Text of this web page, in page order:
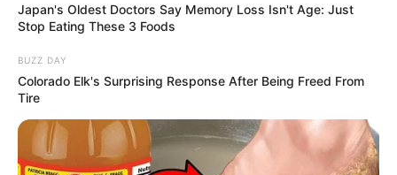
500 ml de condicionador de cabelos
Dica: O condicionador de cabelos pode ser o mais
barato que você encontrar no mercado, pois isso
não fará diferença para essa receita.
Japan's Oldest Doctors Say Memory Loss Isn't Age: Just
Stop Eating These 3 Foods
BUZZ DAY
Colorado Elk's Surprising Response After Being Freed From
Tire